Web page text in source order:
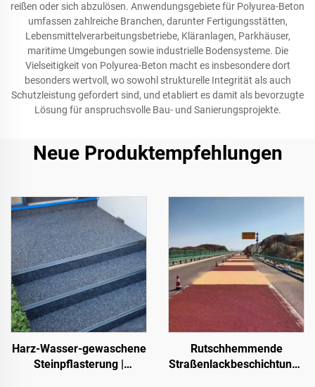
reißen oder sich abzulösen. Anwendungsgebiete für Polyurea-Beton
umfassen zahlreiche Branchen, darunter Fertigungsstätten,
Lebensmittelverarbeitungsbetriebe, Kläranlagen, Parkhäuser,
maritime Umgebungen sowie industrielle Bodensysteme. Die
Vielseitigkeit von Polyurea-Beton macht es insbesondere dort
besonders wertvoll, wo sowohl strukturelle Integrität als auch
Schutzleistung gefordert sind, und etabliert es damit als bevorzugte
Lösung für anspruchsvolle Bau- und Sanierungsprojekte.
Neue Produktempfehlungen
Harz-Wasser-gewaschene
Steinpflasterung |
Rutschhemmende
Straßenlackbeschichtung |